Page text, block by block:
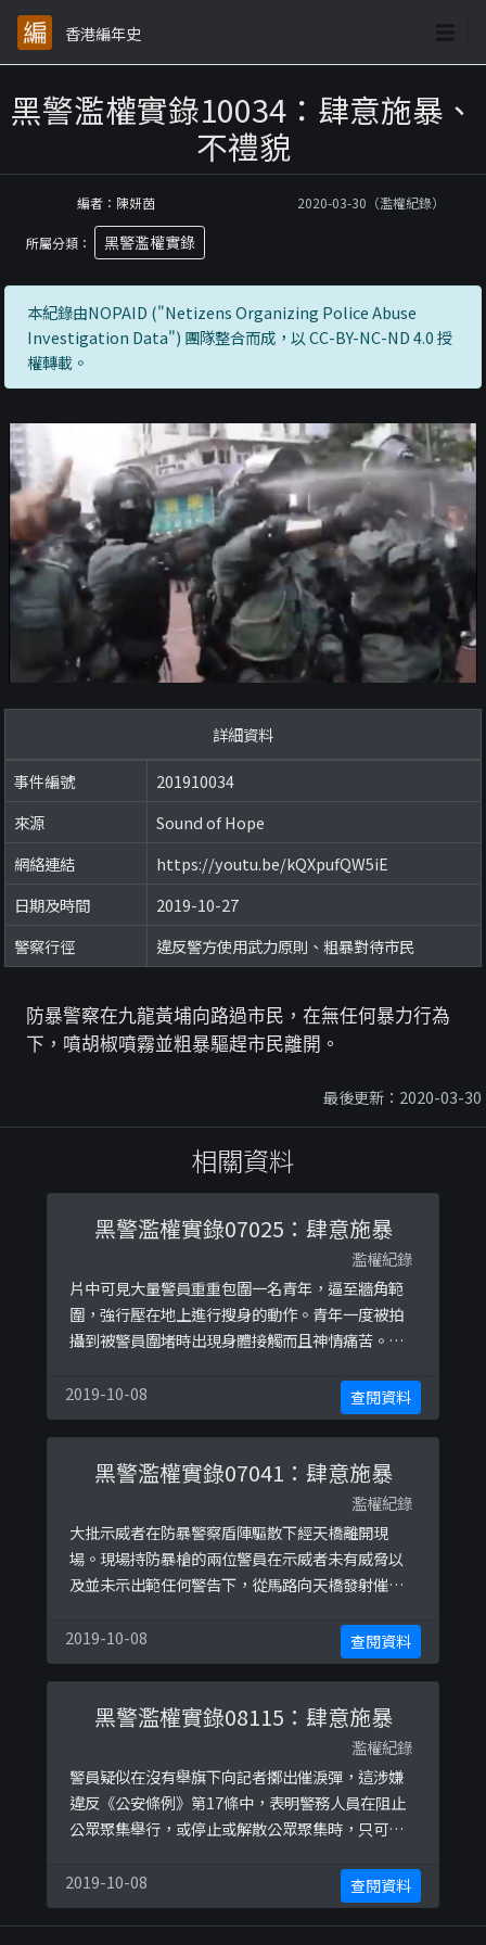
香港編年史
黑警濫權實錄10034：肆意施暴、
不禮貌
編者：陳妍茵 2020-03-30（濫權紀錄）
所屬分類： 黑警濫權實錄
本紀錄由NOPAID ("Netizens Organizing Police Abuse
Investigation Data") 團隊整合而成，以 CC-BY-NC-ND 4.0 授
權轉載。
詳細資料
事件編號
201910034
來源
Sound of Hope
網絡連結
https://youtu.be/kQXpufQW5iE
日期及時間
2019-10-27
警察行徑
違反警方使用武力原則、粗暴對待市民
防暴警察在九龍黃埔向路過市民，在無任何暴力行為
下，噴胡椒噴霧並粗暴驅趕市民離開。
最後更新：2020-03-30
相關資料
黑警濫權實錄07025：肆意施暴
濫權紀錄
片中可見大量警員重重包圍一名青年，逼至牆角範
圍，強行壓在地上進行搜身的動作。青年一度被拍
攝到被警員圍堵時出現身體接觸而且神情痛苦。這
阻止公眾聚集舉行，或停止或解散公眾聚集時，只
可以使用「合理所需的武力」。而過份武力對待被
拘捕人士，在沒有合理辨解下，亦可能違反《侵害
人身罪條例》各條。
2019-10-08 查閱資料
黑警濫權實錄07041：肆意施暴
濫權紀錄
大批示威者在防暴警察盾陣驅散下經天橋離開現
場。現場持防暴槍的兩位警員在示威者未有威脅以
及並未示出範任何警告下，從馬路向天橋發射催淚
警告旗幟開槍。這涉嫌違反《公安條例》第17條
中，表明警務人員在阻止公眾聚集舉行，或停止或
解散公眾聚集時，只可以使用「合理所需的武
力」。而過份武力對待被拘捕人士，在沒有合理辨
解下，亦可能違反《侵害人身罪條例》各條。
2019-10-08 查閱資料
黑警濫權實錄08115：肆意施暴
濫權紀錄
警員疑似在沒有舉旗下向記者擲出催淚彈，這涉嫌
違反《公安條例》第17條中，表明警務人員在阻止
公眾聚集舉行，或停止或解散公眾聚集時，只可以
2019-10-08
查閱資料